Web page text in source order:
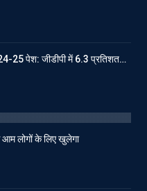
25 पेश: जीडीपी में 6.3 प्रतिशत…
आम लोगों के लिए खुलेगा